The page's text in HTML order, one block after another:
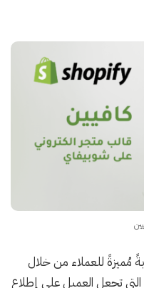
مُميزةً للعملاء من خلال
التي تجعل العميل على إطلاع